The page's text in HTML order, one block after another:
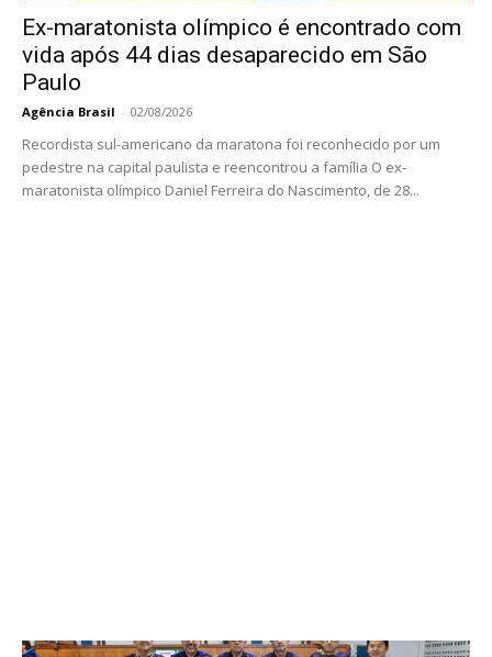
Ex-maratonista olímpico é encontrado com
vida após 44 dias desaparecido em São
Paulo
Agência Brasil - 02/08/2026
Recordista sul-americano da maratona foi reconhecido por um
pedestre na capital paulista e reencontrou a família O ex-
maratonista olímpico Daniel Ferreira do Nascimento, de 28...